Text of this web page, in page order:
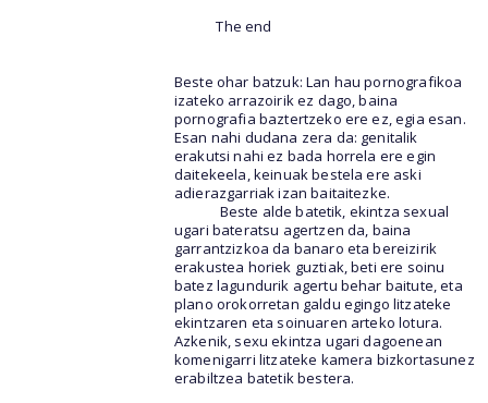
The end
Beste ohar batzuk: Lan hau pornografikoa
izateko arrazoirik ez dago, baina
pornografia baztertzeko ere ez, egia esan.
Esan nahi dudana zera da: genitalik
erakutsi nahi ez bada horrela ere egin
daitekeela, keinuak bestela ere aski
adierazgarriak izan baitaitezke.
Beste alde batetik, ekintza sexual
ugari bateratsu agertzen da, baina
garrantzizkoa da banaro eta bereizirik
erakustea horiek guztiak, beti ere soinu
batez lagundurik agertu behar baitute, eta
plano orokorretan galdu egingo litzateke
ekintzaren eta soinuaren arteko lotura.
Azkenik, sexu ekintza ugari dagoenean
komenigarri litzateke kamera bizkortasunez
erabiltzea batetik bestera.